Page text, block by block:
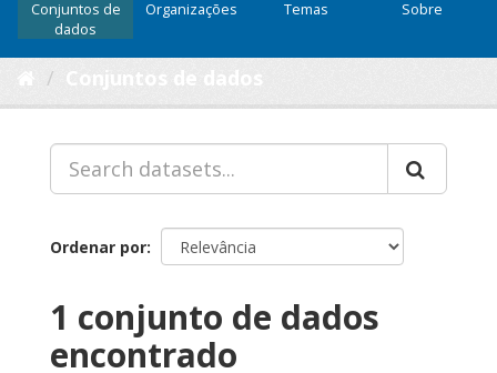
Conjuntos de
dados
Organizações Temas Sobre
Ordenar por
1 conjunto de dados
encontrado